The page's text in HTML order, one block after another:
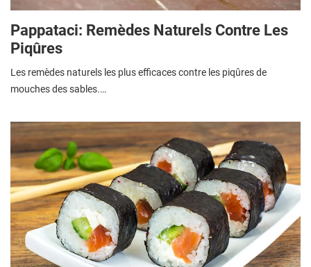
Pappataci: Remèdes Naturels Contre Les
Piqûres
Les remèdes naturels les plus efficaces contre les piqûres de
mouches des sables.…